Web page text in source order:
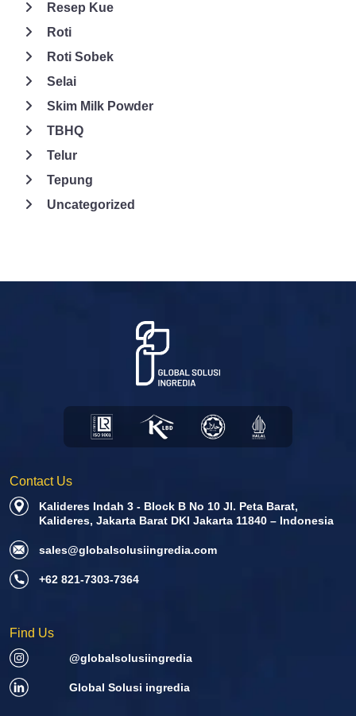
Resep Kue
Roti
Roti Sobek
Selai
Skim Milk Powder
TBHQ
Telur
Tepung
Uncategorized
Contact Us
Kalideres Indah 3 - Block B No 10 Jl. Peta Barat,
Kalideres, Jakarta Barat DKI Jakarta 11840 – Indonesia
sales@globalsolusiingredia.com
+62 821-7303-7364
Find Us
@globalsolusiingredia
Global Solusi ingredia